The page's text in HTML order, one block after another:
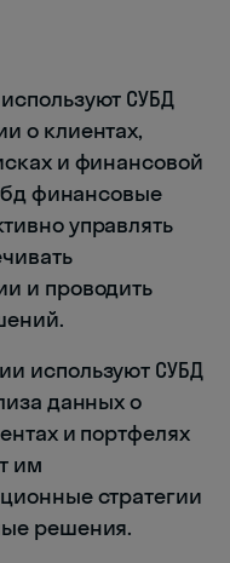
СУБД
о клиентах,
и финансовой
финансовые
управлять
и проводить
используют СУБД
данных о
и портфелях
им
стратегии
решения.